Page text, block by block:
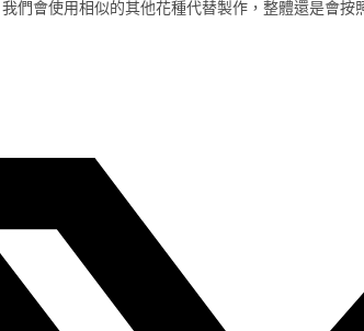
們會使用相似的其他花種代替製作，整體還是會